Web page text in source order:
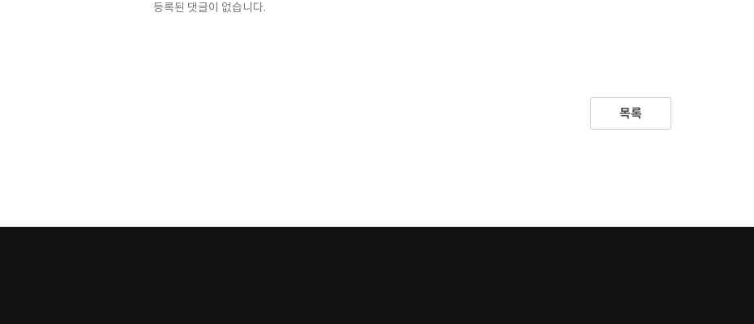
등록된 댓글이 없습니다.
목록